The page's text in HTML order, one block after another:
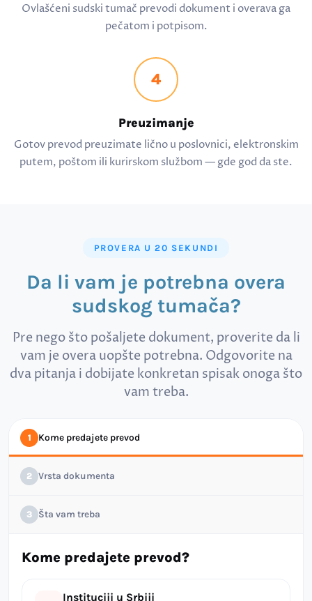
Ovlašćeni sudski tumač prevodi dokument i overava ga
pečatom i potpisom.
4
Preuzimanje
Gotov prevod preuzimate lično u poslovnici, elektronskim
putem, poštom ili kurirskom službom — gde god da ste.
PROVERA U 20 SEKUNDI
Da li vam je potrebna overa
sudskog tumača?
Pre nego što pošaljete dokument, proverite da li
vam je overa uopšte potrebna. Odgovorite na
dva pitanja i dobijate konkretan spisak onoga što
vam treba.
1 Kome predajete prevod
2 Vrsta dokumenta
3 Šta vam treba
Kome predajete prevod?
Instituciji u Srbiji